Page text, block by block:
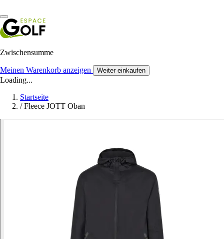
Zwischensumme
Meinen Warenkorb anzeigen Weiter einkaufen
Loading...
Startseite
/ Fleece JOTT Oban